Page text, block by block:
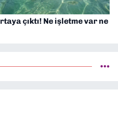
çıktı! Ne işletme var ne